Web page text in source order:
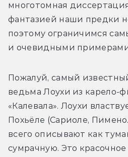
многотомная
фантазией наши предки
поэтому ограничимся
и очевидными
Пожалуй, самый
ведьма Лоухи из карело-
«Калевала». Лоухи
Похьёле (Сариоле,
всего описывают как
сумрачную. Это